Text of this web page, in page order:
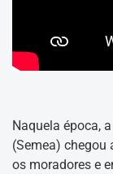
Naquela época,
(Semea)
os moradores e